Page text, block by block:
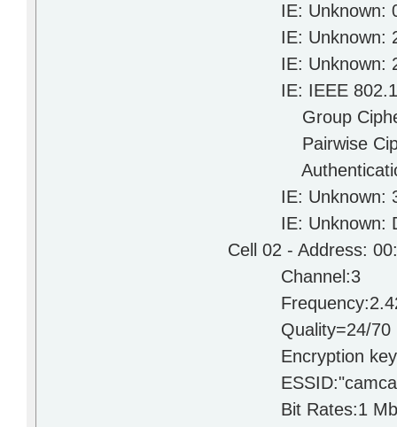
IE:
IE: Unknown:
IE: Unknown:
IE: IEEE 802.11i/
Group Cipher :
Pairwise Ciphers
Authentication
IE: Unknown:
IE: Unknown:
Cell 02 - Address:
Channel:3
Frequency:2.422
Quality=24/70
Encryption
Bit Rates:1 Mb/s; 2